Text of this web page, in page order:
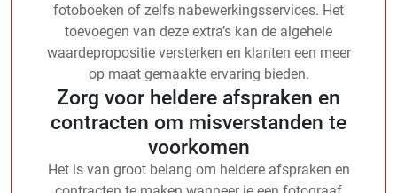
fotoboeken of zelfs nabewerkingsservices. Het
toevoegen van deze extra’s kan de algehele
waardepropositie versterken en klanten een meer
op maat gemaakte ervaring bieden.
Zorg voor heldere afspraken en
contracten om misverstanden te
voorkomen
Het is van groot belang om heldere afspraken en